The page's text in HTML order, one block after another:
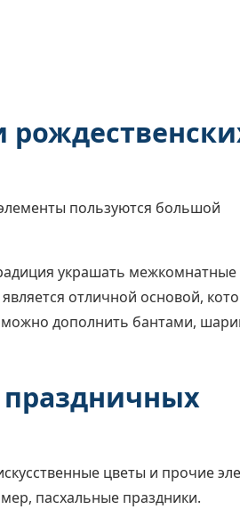
пользуются большой
украшать
отличной основой,
можно дополнить бантами,
праздничных
цветы и прочие
пасхальные праздники.